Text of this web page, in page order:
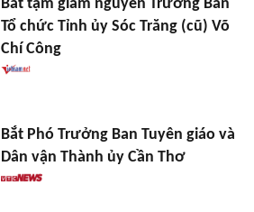
Bắt tạm giam nguyên Trưởng Ban
Tổ chức Tỉnh ủy Sóc Trăng (cũ) Võ
Chí Công
Bắt Phó Trưởng Ban Tuyên giáo và
Dân vận Thành ủy Cần Thơ